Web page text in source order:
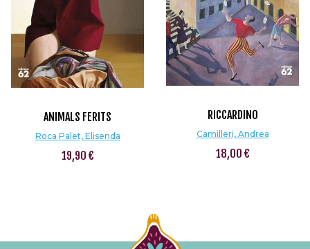
ANIMALS FERITS
Roca Palet, Elisenda
19,90 €
RICCARDINO
Camilleri, Andrea
18,00 €